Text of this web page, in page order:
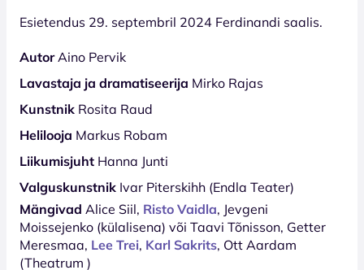
Esietendus 29. septembril 2024 Ferdinandi saalis.
AutorAino Pervik
Lavastaja ja dramatiseerija Mirko Rajas
Kunstnik Rosita Raud
Helilooja Markus Robam
Liikumisjuht Hanna Junti
Valguskunstnik Ivar Piterskihh (Endla Teater)
Mängivad Alice Siil, Risto Vaidla, Jevgeni
Moissejenko (külalisena) või Taavi Tõnisson, Getter
Meresmaa, Lee Trei, Karl Sakrits, Ott Aardam
(Theatrum )